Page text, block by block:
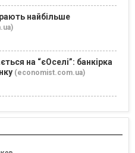
найбільше
на “єОселі”: банкірка
(economist.com.ua)